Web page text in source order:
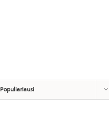
Populiariausi